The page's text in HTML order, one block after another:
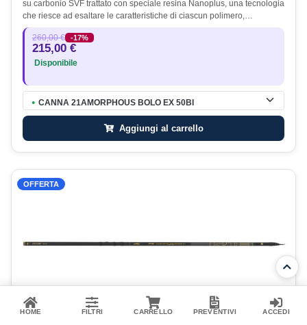
su carbonio SVF trattato con speciale resina Nanoplus, una tecnologia
che riesce ad esaltare le caratteristiche di ciascun polimero,…
260,00 € -17%
215,00 €
Disponibile
● CANNA 21AMORPHOUS BOLO EX 50BI
Aggiungi al carrello
OFFERTA
HOME FILTRI CARRELLO PREVENTIVI ACCEDI